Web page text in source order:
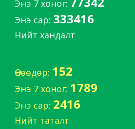
Энэ 7 хоног:
Энэ сар: 333416
Нийт хандалт
Өнөөдөр: 152
Энэ 7 хоног: 1789
Энэ сар: 2416
Нийт таталт